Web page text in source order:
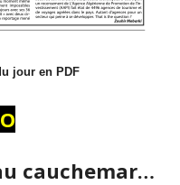
jour en PDF
cauchemar…